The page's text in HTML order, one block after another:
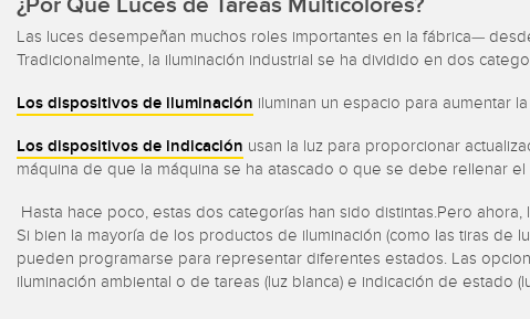
Las luces desempeñan muchos roles importantes en la fábrica—
Tradicionalmente, la iluminación industrial se ha dividido en dos
Los dispositivos de iluminación iluminan un espacio para aumentar
Los dispositivos de indicación usan la luz para proporcionar
máquina de que la máquina se ha atascado o que se debe rellenar el
Hasta hace poco, estas dos categorías han sido distintas.Pero
Si bien la mayoría de los productos de iluminación (como las tiras de
pueden programarse para representar diferentes estados. Las
iluminación ambiental o de tareas (luz blanca) e indicación de estado